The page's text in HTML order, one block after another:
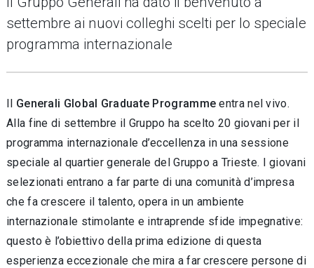
settembre ai nuovi colleghi scelti per lo speciale
programma internazionale
Il Generali Global Graduate Programme entra nel vivo.
Alla fine di settembre il Gruppo ha scelto 20 giovani per il
programma internazionale d’eccellenza in una sessione
speciale al quartier generale del Gruppo a Trieste. I giovani
selezionati entrano a far parte di una comunità d’impresa
che fa crescere il talento, opera in un ambiente
internazionale stimolante e intraprende sfide impegnative:
questo è l’obiettivo della prima edizione di questa
esperienza eccezionale che mira a far crescere persone di